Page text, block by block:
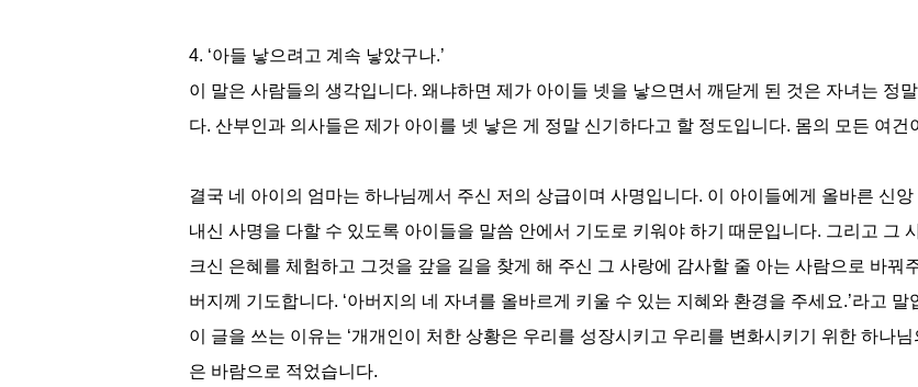
4. ‘아들 낳으려고 계속 낳았구나.’
이 말은 사람들의 생각입니다. 왜냐하면 제가 아이들 넷을 낳으면서 깨닫게 된 것은 자녀는 정
다. 산부인과 의사들은 제가 아이를 넷 낳은 게 정말 신기하다고 할 정도입니다. 몸의 모든 여
결국 네 아이의 엄마는 하나님께서 주신 저의 상급이며 사명입니다. 이 아이들에게 올바른 신
내신 사명을 다할 수 있도록 아이들을 말씀 안에서 기도로 키워야 하기 때문입니다. 그리고 그
크신 은혜를 체험하고 그것을 갚을 길을 찾게 해 주신 그 사랑에 감사할 줄 아는 사람으로 바
버지께 기도합니다. ‘아버지의 네 자녀를 올바르게 키울 수 있는 지혜와 환경을 주세요.’라고 말
이 글을 쓰는 이유는 ‘개개인이 처한 상황은 우리를 성장시키고 우리를 변화시키기 위한 하나
은 바람으로 적었습니다.